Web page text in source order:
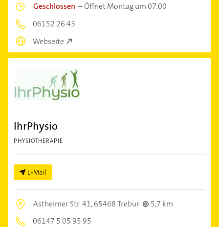
Geschlossen –Öffnet Montag um 07:00
06152 26 43
Webseite
IhrPhysio
PHYSIOTHERAPIE
E-Mail
Astheimer Str. 41,65468 Trebur
5,7 km
06147 5 05 95 95